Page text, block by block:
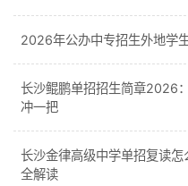
2026年公办中专招生外地学
长沙鲲鹏单招招生简章2026
冲一把
长沙金律高级中学单招复读
全解读